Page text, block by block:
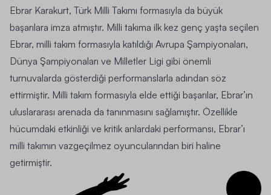
Ebrar Karakurt, Türk Milli Takımı formasıyla da büyük
başarılara imza atmıştır. Milli takıma ilk kez genç yaşta seçilen
Ebrar, milli takım formasıyla katıldığı Avrupa Şampiyonaları,
Dünya Şampiyonaları ve Milletler Ligi gibi önemli
turnuvalarda gösterdiği performanslarla adından söz
ettirmiştir. Milli takım formasıyla elde ettiği başarılar, Ebrar’ın
uluslararası arenada da tanınmasını sağlamıştır. Özellikle
hücumdaki etkinliği ve kritik anlardaki performansı, Ebrar’ı
milli takımın vazgeçilmez oyuncularından biri haline
getirmiştir.